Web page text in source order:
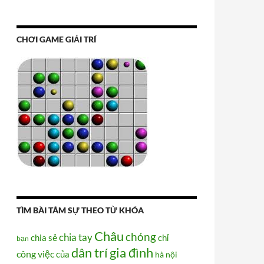
CHƠI GAME GIẢI TRÍ
TÌM BÀI TÂM SỰ THEO TỪ KHÓA
bạn chia sẻchia tay Châuchóngchỉ
công việccủa dân trígia đình hà nội